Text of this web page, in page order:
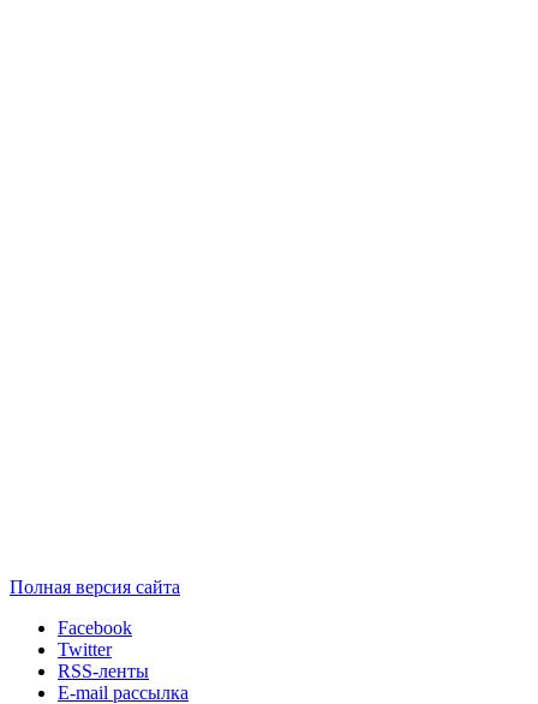
Полная версия сайта
Facebook
Twitter
RSS-ленты
E-mail рассылка